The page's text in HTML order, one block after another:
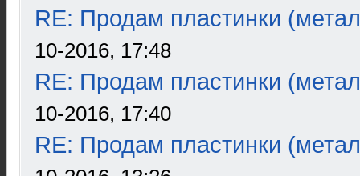
RE: Продам пластинки
10-2016, 17:48
RE: Продам пластинки
10-2016, 17:40
RE: Продам пластинки